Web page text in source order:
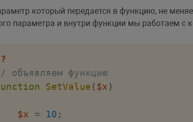
который передается в функцию, не
параметра и внутри функции мы работаем с
объявляем функцию
SetValue ($x)
$x
= 10 ;